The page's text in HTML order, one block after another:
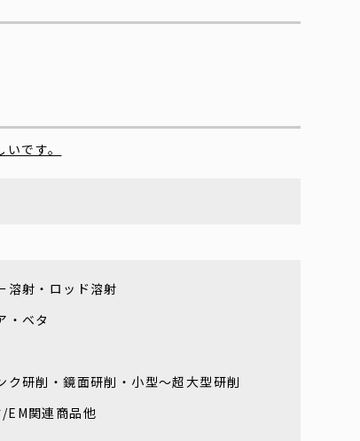
です。
溶射・ロッド溶射
・ベタ
研削・鏡面研削・小型～超大型研削
EM関連商品他